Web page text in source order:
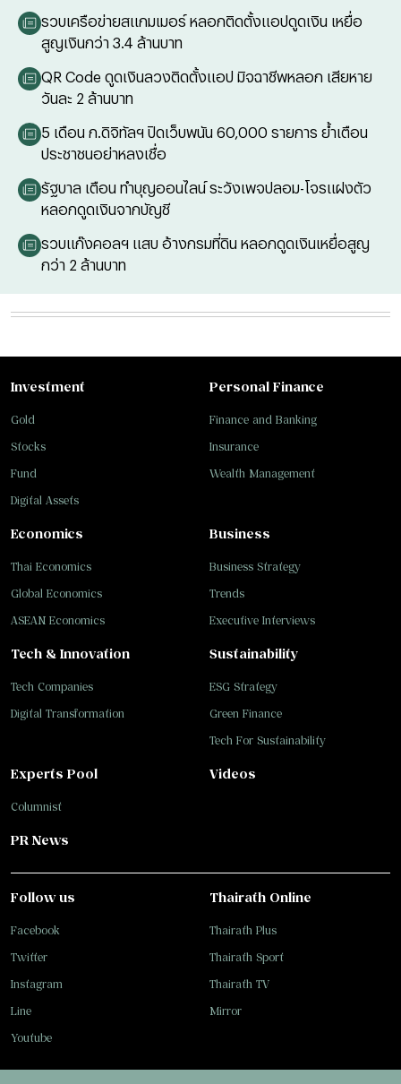
รวบเครือข่ายสแกมเมอร์ หลอกติดตั้งแอปดูดเงิน เหยื่อ
สูญเงินกว่า 3.4 ล้านบาท
QR Code ดูดเงินลวงติดตั้งแอป มิจฉาชีพหลอก เสียหาย
วันละ 2 ล้านบาท
5 เดือน ก.ดิจิทัลฯ ปิดเว็บพนัน 60,000 รายการ ย้ำเตือน
ประชาชนอย่าหลงเชื่อ
รัฐบาล เตือน ทำบุญออนไลน์ ระวังเพจปลอม-โจรแฝงตัว
หลอกดูดเงินจากบัญชี
รวบแก๊งคอลฯ แสบ อ้างกรมที่ดิน หลอกดูดเงินเหยื่อสูญ
กว่า 2 ล้านบาท
Investment
Gold
Stocks
Fund
Digital Assets
Personal Finance
Finance and Banking
Insurance
Wealth Management
Business
Business Strategy
Trends
Executive Interviews
Tech & Innovation
Tech Companies
Digital Transformation
Sustainability
ESG Strategy
Green Finance
Tech For Sustainability
Economics
Thai Economics
Global Economics
ASEAN Economics
Experts Pool
Columnist
Videos
PR News
Follow us
Facebook
Twitter
Instagram
Line
Youtube
Thairath Online
Thairath Plus
Thairath Sport
Thairath TV
Mirror